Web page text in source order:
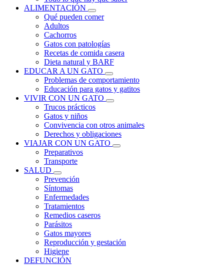
ALIMENTACIÓN
Qué pueden comer
Adultos
Cachorros
Gatos con patologías
Recetas de comida casera
Dieta natural y BARF
EDUCAR A UN GATO
Problemas de comportamiento
Educación para gatos y gatitos
VIVIR CON UN GATO
Trucos prácticos
Gatos y niños
Convivencia con otros animales
Derechos y obligaciones
VIAJAR CON UN GATO
Preparativos
Transporte
SALUD
Prevención
Síntomas
Enfermedades
Tratamientos
Remedios caseros
Parásitos
Gatos mayores
Reproducción y gestación
Higiene
DEFUNCIÓN